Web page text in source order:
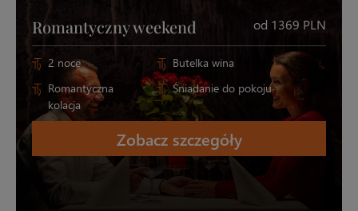
Romantyczny weekend od 1369 PLN
2 noce
Romantyczna
kolacja
Butelka wina
Śniadanie do pokoju
Zobacz szczegóły